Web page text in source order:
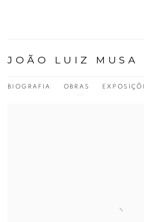
JOÃO LUIZ MUSA
BIOGRAFIA OBRAS